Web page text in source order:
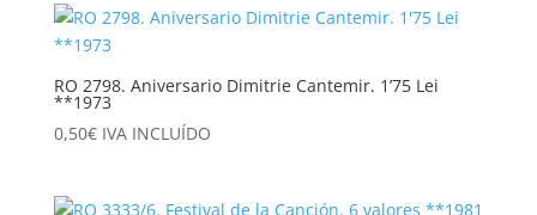
RO 2798. Aniversario Dimitrie Cantemir. 1’75 Lei
**1973
0,50€ IVA INCLUÍDO